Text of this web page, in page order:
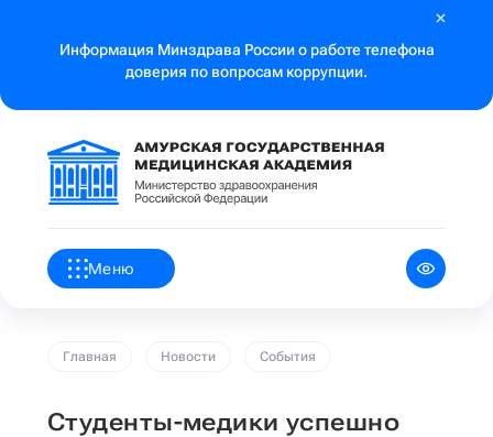
Информация Минздрава России о работе телефона
доверия по вопросам коррупции.
Меню
Главная Новости События
Студенты-медики успешно